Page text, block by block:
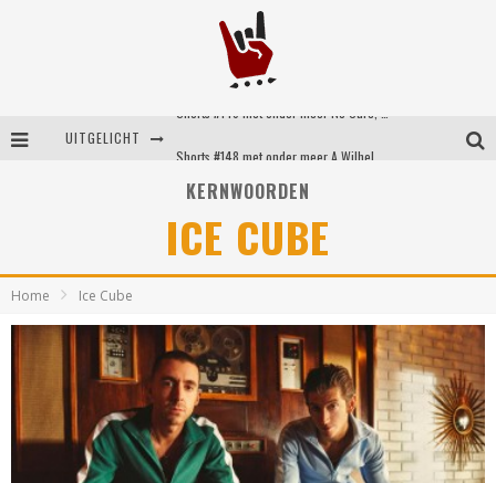
UITGELICHT
KERNWOORDEN
ICE CUBE
Home Ice Cube